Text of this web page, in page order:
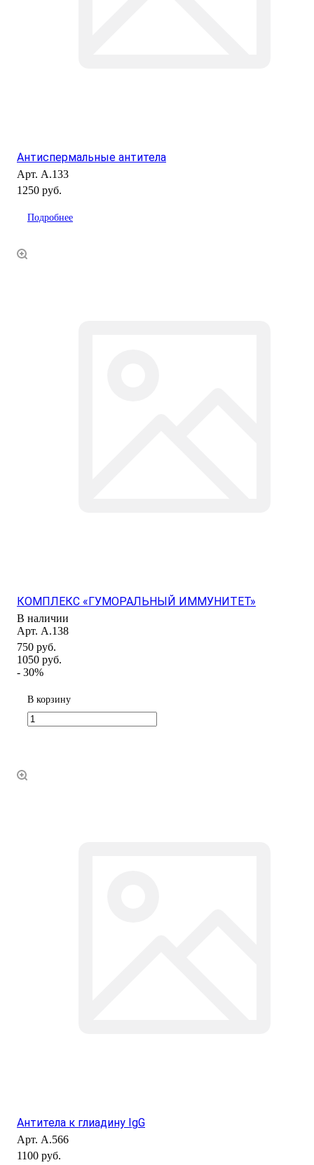
Антиспермальные антитела
Арт. А.133
1250 руб.
Подробнее
КОМПЛЕКС «ГУМОРАЛЬНЫЙ ИММУНИТЕТ»
В наличии
Арт. А.138
750 руб.
1050 руб.
- 30%
В корзину
Антитела к глиадину IgG
Арт. А.566
1100 руб.